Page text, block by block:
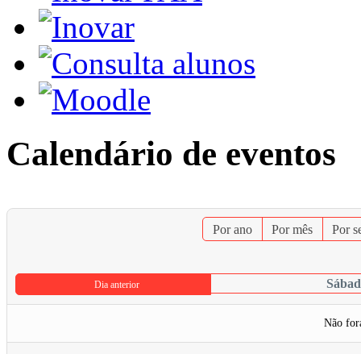
Calendário de eventos
Por ano Por mês Por
Dia anterior
Não